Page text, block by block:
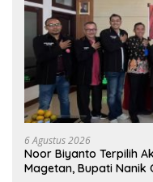
6 Agustus 2026
Noor Biyanto Terpilih
Magetan, Bupati Nanik